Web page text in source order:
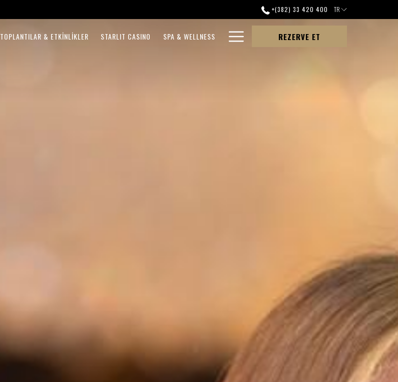
+(382) 33 420 400 TR
TOPLANTILAR & ETKINLIKLER STARLIT CASINO SPA & WELLNESS Hamburger
Menu REZERVE ET